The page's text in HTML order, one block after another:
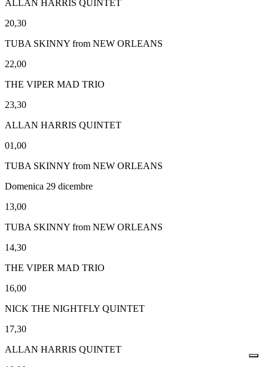
ALLAN HARRIS QUINTET
20,30
TUBA SKINNY from NEW ORLEANS
22,00
THE VIPER MAD TRIO
23,30
ALLAN HARRIS QUINTET
01,00
TUBA SKINNY from NEW ORLEANS
Domenica 29 dicembre
13,00
TUBA SKINNY from NEW ORLEANS
14,30
THE VIPER MAD TRIO
16,00
NICK THE NIGHTFLY QUINTET
17,30
ALLAN HARRIS QUINTET